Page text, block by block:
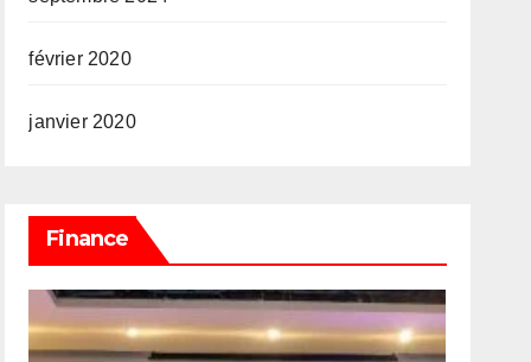
février 2020
janvier 2020
Finance